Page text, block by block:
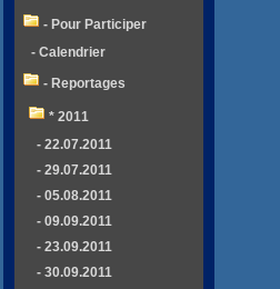
- Pour Participer
- Calendrier
- Reportages
* 2011
- 22.07.2011
- 29.07.2011
- 05.08.2011
- 09.09.2011
- 23.09.2011
- 30.09.2011